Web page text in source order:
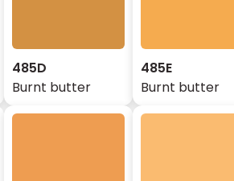
485D
Burnt butter
485E
Burnt butter